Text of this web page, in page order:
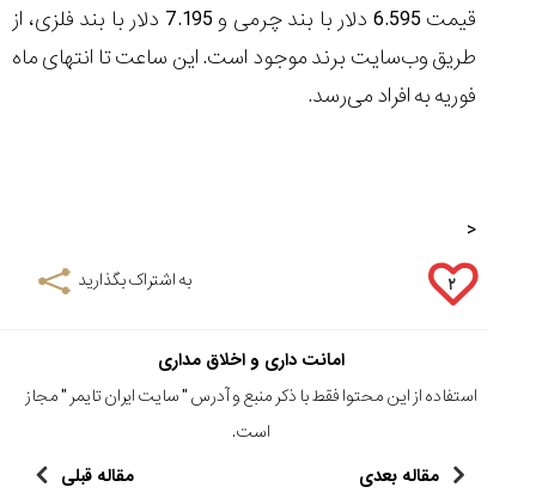
قیمت 6.595 دلار با بند چرمی و 7.195 دلار با بند فلزی، از
طریق وب‌سایت برند موجود است. این ساعت تا انتهای ماه
فوریه به افراد می‌رسد.
<
۲ به اشتراک بگذارید
امانت داری و اخلاق مداری
استفاده از این محتوا فقط با ذکر منبع و آدرس "سایت ایران تایمر " مجاز
است.
مقاله بعدی
مقاله قبلی